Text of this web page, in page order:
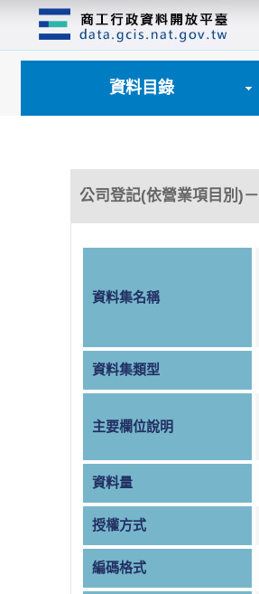
資料目錄
公司登記(依營業項目別)
資料集名稱
資料集類型
主要欄位說明
資料量
授權方式
編碼格式